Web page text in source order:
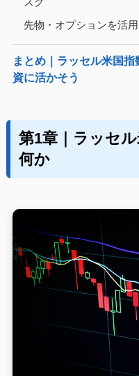
先物・オプションを活
まとめ｜ラッセル米国
資に活かそう
第1章｜ラッセ
何か